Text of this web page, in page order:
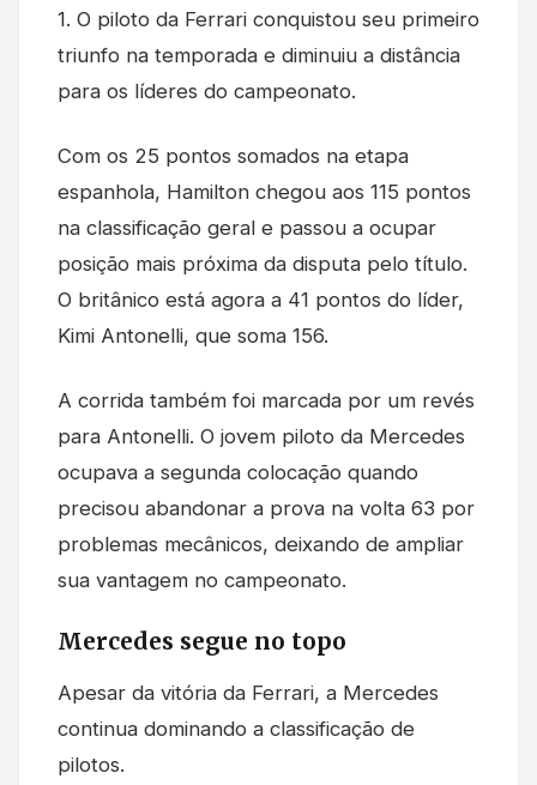
1. O piloto da Ferrari conquistou seu primeiro
triunfo na temporada e diminuiu a distância
para os líderes do campeonato.
Com os 25 pontos somados na etapa
espanhola, Hamilton chegou aos 115 pontos
na classificação geral e passou a ocupar
posição mais próxima da disputa pelo título.
O britânico está agora a 41 pontos do líder,
Kimi Antonelli, que soma 156.
A corrida também foi marcada por um revés
para Antonelli. O jovem piloto da Mercedes
ocupava a segunda colocação quando
precisou abandonar a prova na volta 63 por
problemas mecânicos, deixando de ampliar
sua vantagem no campeonato.
Mercedes segue no topo
Apesar da vitória da Ferrari, a Mercedes
continua dominando a classificação de
pilotos.